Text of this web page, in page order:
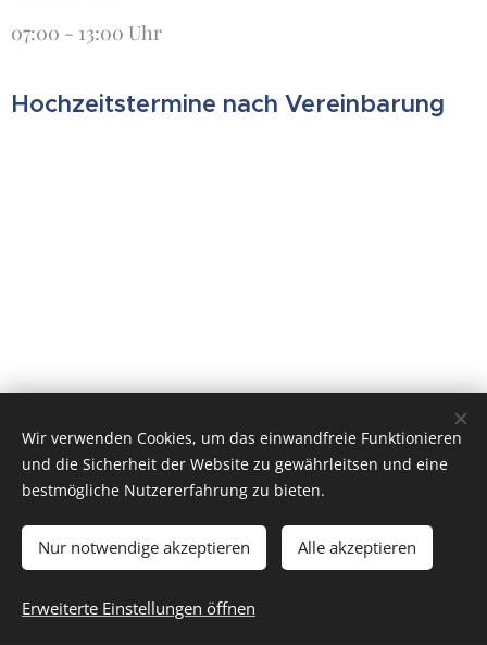
07:00 - 13:00 Uhr
Hochzeitstermine nach Vereinbarung
Wir verwenden Cookies, um das einwandfreie Funktionieren
und die Sicherheit der Website zu gewährleitsen und eine
bestmögliche Nutzererfahrung zu bieten.
Nur notwendige akzeptieren Alle akzeptieren
Erweiterte Einstellungen öffnen